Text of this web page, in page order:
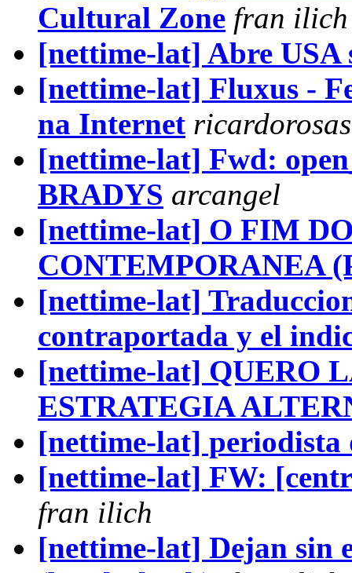
Cultural Zone fran ilich
[nettime-lat] Abre
[nettime-lat] Fluxus -
na Internet ricardorosas
[nettime-lat] Fwd:
BRADYS arcangel
[nettime-lat] O FIM
CONTEMPORANEA
[nettime-lat]
contraportada y el
[nettime-lat] QUERO
ESTRATEGIA
[nettime-lat] periodista
[nettime-lat] FW:
fran ilich
[nettime-lat] Dejan sin